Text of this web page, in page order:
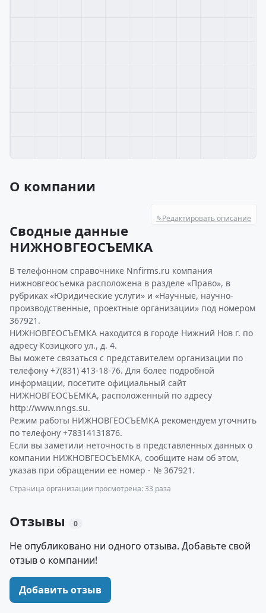
О компании
✎Редактировать описание
Сводные данные
НИЖНОВГЕОСЪЕМКА
В телефонном справочнике Nnfirms.ru компания
нижновгеосъемка расположена в разделе «Право», в
рубриках «Юридические услуги» и «Научные, научно-
производственные, проектные организации» под номером
367921.
НИЖНОВГЕОСЪЕМКА находится в городе Нижний Нов г. по
адресу Козицкого ул., д. 4.
Вы можете связаться с представителем организации по
телефону +7(831) 413-18-76. Для более подробной
информации, посетите официальный сайт
НИЖНОВГЕОСЪЕМКА, расположенный по адресу
http://www.nngs.su.
Режим работы НИЖНОВГЕОСЪЕМКА рекомендуем уточнить
по телефону +78314131876.
Если вы заметили неточность в представленных данных о
компании НИЖНОВГЕОСЪЕМКА, сообщите нам об этом,
указав при обращении ее номер - № 367921.
Страница организации просмотрена: 33 раза
Отзывы 0
Не опубликовано ни одного отзыва. Добавьте свой
отзыв о компании!
Добавить отзыв